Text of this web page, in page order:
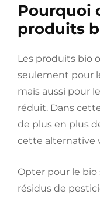
Pourquoi
produits
Les produits bio
seulement pour
mais aussi pour
réduit. Dans
de plus en plus
cette alternative
Opter pour le
résidus de